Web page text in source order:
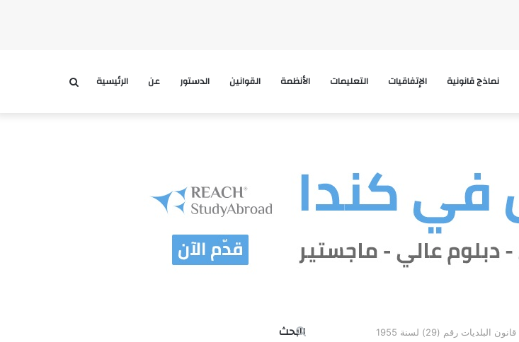
الرئيسية عن الدستور القوانين الأنظمة التعليمات الإتفاقيات نماذج قانونية بحث
البحث